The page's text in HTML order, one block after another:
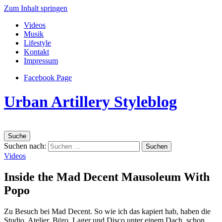
Zum Inhalt springen
Videos
Musik
Lifestyle
Kontakt
Impressum
Facebook Page
Urban Artillery Styleblog
Suche
Suchen nach:
Videos
Inside the Mad Decent Mausoleum With
Popo
Zu Besuch bei Mad Decent. So wie ich das kapiert hab, haben die
Studio, Atelier, Büro, Lager und Disco unter einem Dach. schon